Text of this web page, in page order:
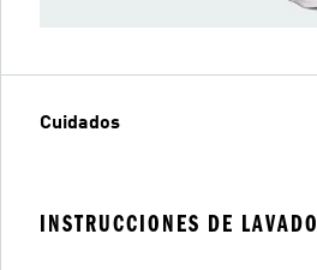
Cuidados
INSTRUCCIONES DE LAVADO